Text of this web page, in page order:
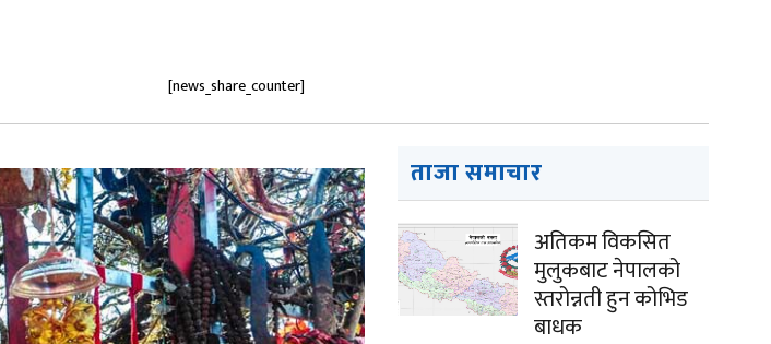
[news_share_counter]
ताजा समाचार
अतिकम विकसित
मुलुकबाट नेपालको
स्तरोन्नती हुन कोभिड
बाधक